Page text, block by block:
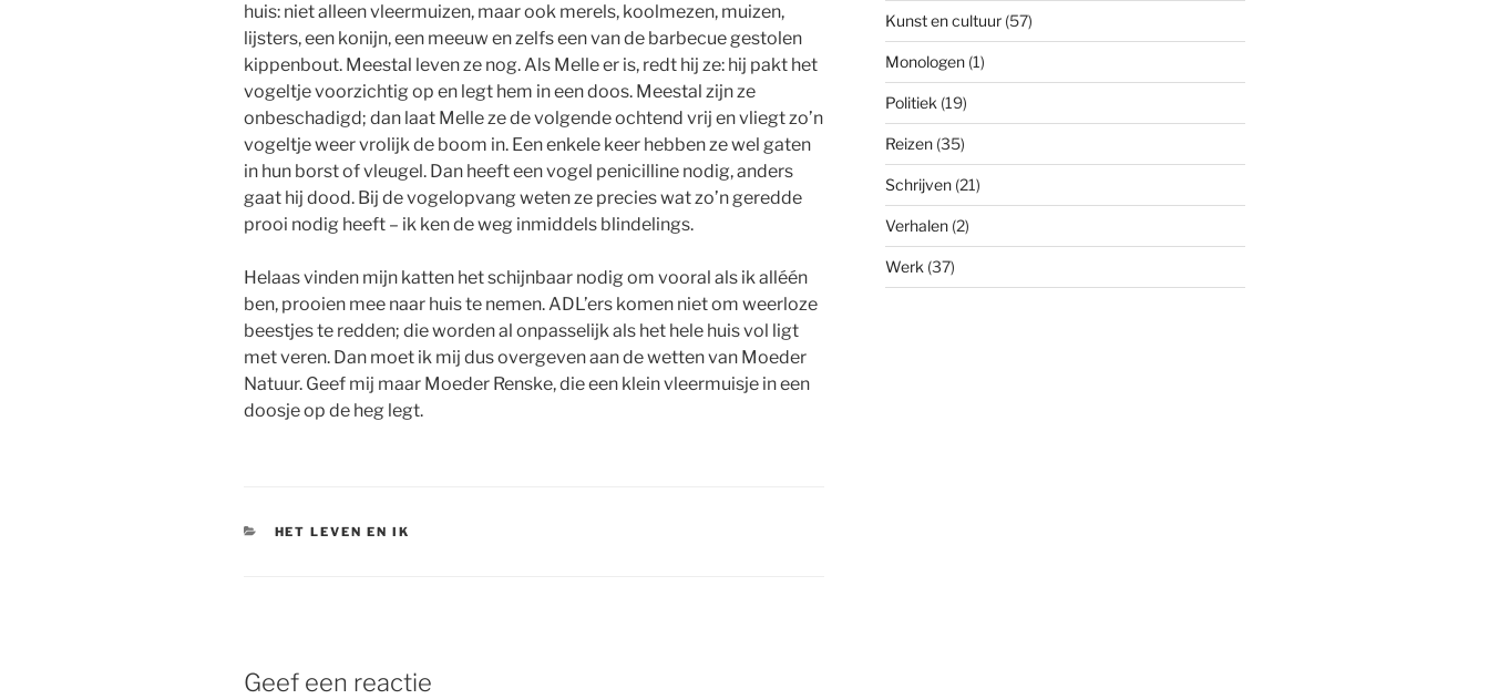
huis: niet alleen vleermuizen, maar ook merels, koolmezen, muizen,
lijsters, een konijn, een meeuw en zelfs een van de barbecue gestolen
kippenbout. Meestal leven ze nog. Als Melle er is, redt hij ze: hij pakt het
vogeltje voorzichtig op en legt hem in een doos. Meestal zijn ze
onbeschadigd; dan laat Melle ze de volgende ochtend vrij en vliegt zo’n
vogeltje weer vrolijk de boom in. Een enkele keer hebben ze wel gaten
in hun borst of vleugel. Dan heeft een vogel penicilline nodig, anders
gaat hij dood. Bij de vogelopvang weten ze precies wat zo’n geredde
prooi nodig heeft – ik ken de weg inmiddels blindelings.
Helaas vinden mijn katten het schijnbaar nodig om vooral als ik alléén
ben, prooien mee naar huis te nemen. ADL’ers komen niet om weerloze
beestjes te redden; die worden al onpasselijk als het hele huis vol ligt
met veren. Dan moet ik mij dus overgeven aan de wetten van Moeder
Natuur. Geef mij maar Moeder Renske, die een klein vleermuisje in een
doosje op de heg legt.
CATEGORIEËN
HET LEVEN EN IK
Geef een reactie
Kunst en cultuur(57)
Monologen(1)
Politiek (19)
Reizen(35)
Schrijven(21)
Verhalen(2)
Werk (37)